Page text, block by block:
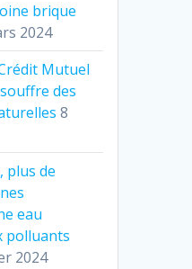
brique
2024
Mutuel
des
8
plus de
eau
polluants
2024